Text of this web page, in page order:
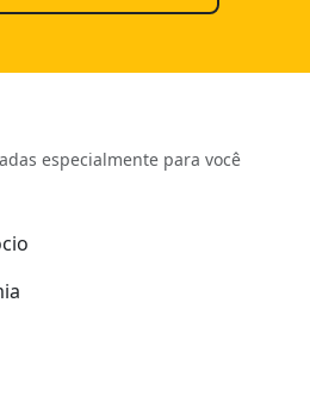
especialmente para você